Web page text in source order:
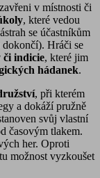
v místnosti či
, které vedou
se účastníkům
dokončí). Hráči se
či indicie, které jim
hádanek.
, při kterém
a dokáží pružně
svůj vlastní
časovým tlakem.
her. Oproti
možnost vyzkoušet